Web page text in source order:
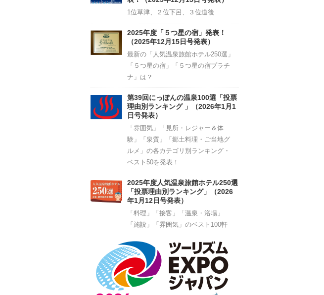
1位草津、２位下呂、３位道後
2025年度「５つ星の宿」発表！
（2025年12月15日号発表）
最新の「人気温泉旅館ホテル250選」
「５つ星の宿」「５つ星の宿プラチ
ナ」は？
第39回にっぽんの温泉100選「投票
理由別ランキング 」（2026年1月1
日号発表）
「雰囲気」「見所・レジャー＆体
験」「泉質」「郷土料理・ご当地グ
ルメ」の各カテゴリ別ランキング・
ベスト50を発表！
2025年度人気温泉旅館ホテル250選
「投票理由別ランキング」（2026
年1月12日号発表）
「料理」「接客」「温泉・浴場」
「施設」「雰囲気」のベスト100軒